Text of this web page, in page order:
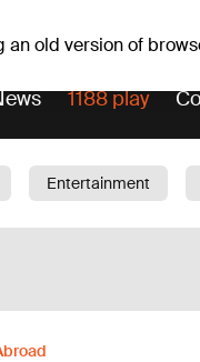
an old version of
1188 play
Entertainment